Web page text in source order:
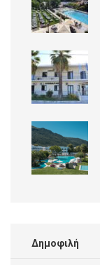
Δημοφιλή